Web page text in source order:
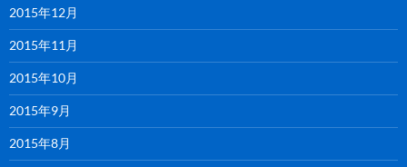
2015年12月
2015年11月
2015年10月
2015年9月
2015年8月